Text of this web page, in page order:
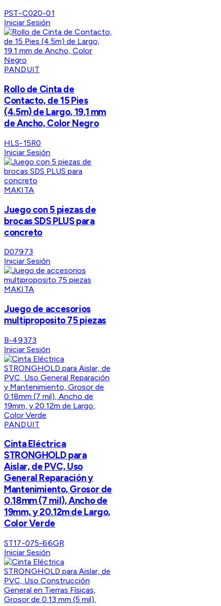
PST-C020-01
Iniciar Sesión
PANDUIT
Rollo de Cinta de
Contacto, de 15 Pies
(4.5m) de Largo, 19.1 mm
de Ancho, Color Negro
HLS-15R0
Iniciar Sesión
MAKITA
Juego con 5 piezas de
brocas SDS PLUS para
concreto
D07973
Iniciar Sesión
MAKITA
Juego de accesorios
multiproposito 75 piezas
B-49373
Iniciar Sesión
PANDUIT
Cinta Eléctrica
STRONGHOLD para
Aislar, de PVC, Uso
General Reparación y
Mantenimiento, Grosor de
0.18mm (7 mil), Ancho de
19mm, y 20.12m de Largo,
Color Verde
ST17-075-66GR
Iniciar Sesión